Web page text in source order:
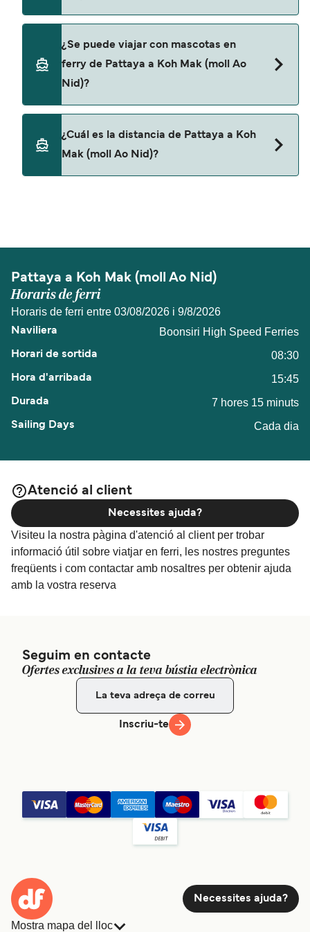
¿Se puede viajar con mascotas en
ferry de Pattaya a Koh Mak (moll Ao
Nid)?
ferry. Puede que necesites el pasaporte de tus
mascotas y otros documentos. Actualmente
puedes viajar con mascotas con:
¿Cuál es la distancia de Pattaya a Koh
Mak (moll Ao Nid)?
Pattaya a Koh Mak (moll Ao Nid)
Horaris de ferri
Horaris de ferri entre 03/08/2026 i 9/8/2026
Boonsiri High Speed Ferries
08:30
15:45
7 hores 15 minuts
Cada dia
Atenció al client
Visiteu la nostra pàgina d'atenció al client per trobar
informació útil sobre viatjar en ferri, les nostres preguntes
freqüents i com contactar amb nosaltres per obtenir ajuda
amb la vostra reserva
Necessites ajuda?
Seguim en contacte
Ofertes exclusives a la teva bústia electrònica
Inscriu-te
Necessites ajuda?
Mostra mapa del lloc